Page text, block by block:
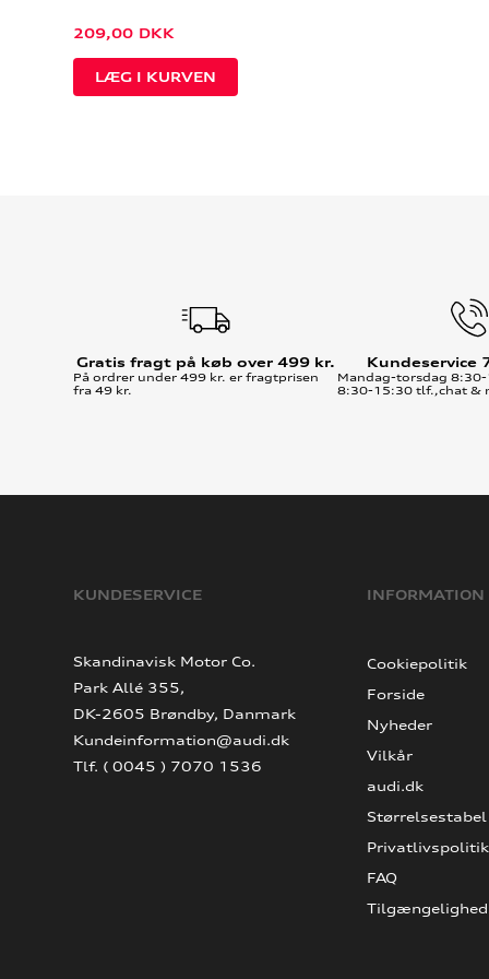
209,00 DKK
Gratis fragt på køb over 499 kr.
På ordrer under 499 kr. er fragtprisen
fra 49 kr.
Kundeservice
Mandag-torsdag
8:30-15:30 tlf.,chat &
KUNDESERVICE
Skandinavisk Motor Co.
Park Allé 355,
DK-2605 Brøndby, Danmark
Kundeinformation@audi.dk
Tlf. ( 0045 ) 7070 1536
INFORMATION
Cookiepolitik
Forside
Nyheder
Vilkår
audi.dk
Størrelsestabel
Privatlivspolitik
FAQ